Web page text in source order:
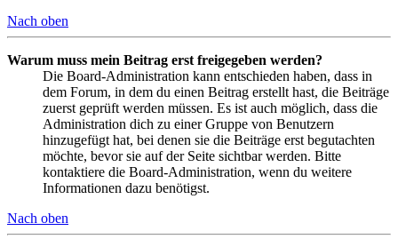
Nach oben
Warum muss mein Beitrag erst freigegeben werden?
Die Board-Administration kann entschieden haben, dass in
dem Forum, in dem du einen Beitrag erstellt hast, die Beiträge
zuerst geprüft werden müssen. Es ist auch möglich, dass die
Administration dich zu einer Gruppe von Benutzern
hinzugefügt hat, bei denen sie die Beiträge erst begutachten
möchte, bevor sie auf der Seite sichtbar werden. Bitte
kontaktiere die Board-Administration, wenn du weitere
Informationen dazu benötigst.
Nach oben